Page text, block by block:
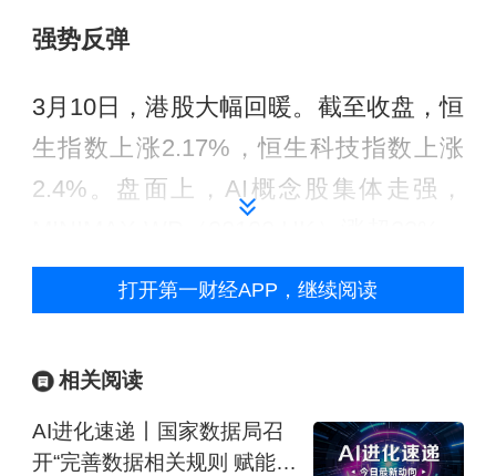
强势反弹
3月10日，港股大幅回暖。截至收盘，恒
生指数上涨2.17%，恒生科技指数上涨
2.4%。盘面上，AI概念股集体走强，
智谱（02513.HK）涨近13%，腾讯控股
（00700.HK）涨超7%；油气资源股表
13%，中国海洋石油（00833.HK）跌
1.6%。
打开第一财经APP，继续阅读
相关阅读
AI进化速递丨国家数据局召
开“完善数据相关规则 赋能人